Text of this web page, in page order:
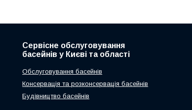
Сервісне обслуговування
басейнів у Києві та області
Обслуговування басейнів
Консервація та розконсервація басейнів
Будівництво басейнів